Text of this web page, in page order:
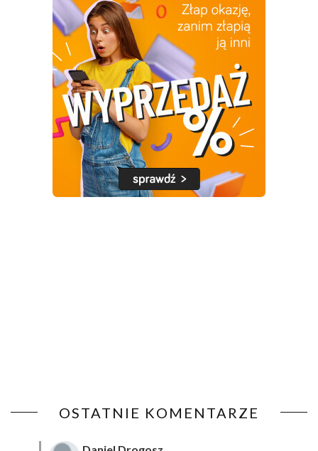
OSTATNIE KOMENTARZE